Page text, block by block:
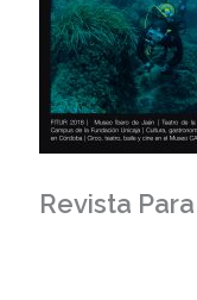
Revista